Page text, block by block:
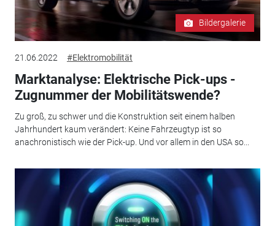
Bildergalerie
21.06.2022 #Elektromobilität
Marktanalyse: Elektrische Pick-ups -
Zugnummer der Mobilitätswende?
Zu groß, zu schwer und die Konstruktion seit einem halben
Jahrhundert kaum verändert: Keine Fahrzeugtyp ist so
anachronistisch wie der Pick-up. Und vor allem in den USA so...